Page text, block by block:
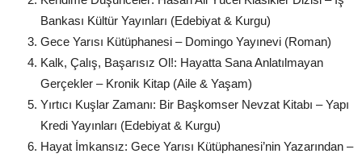
Bankası Kültür Yayınları (Edebiyat & Kurgu)
Gece Yarısı Kütüphanesi – Domingo Yayınevi (Roman)
Kalk, Çalış, Başarısız Ol!: Hayatta Sana Anlatılmayan
Gerçekler – Kronik Kitap (Aile & Yaşam)
Yırtıcı Kuşlar Zamanı: Bir Başkomser Nevzat Kitabı – Yapı
Kredi Yayınları (Edebiyat & Kurgu)
Hayat İmkansız: Gece Yarısı Kütüphanesi’nin Yazarından –